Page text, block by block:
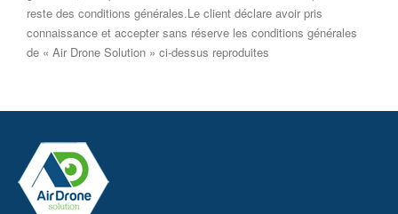
reste des conditions générales.Le client déclare avoir pris
connaissance et accepter sans réserve les conditions générales
de « Air Drone Solution » ci-dessus reproduites